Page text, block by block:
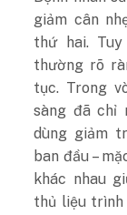
giảm cân
thứ hai.
thường rõ
tục. Trong
sàng đã chỉ
dùng giảm
ban đầu –
khác nhau
thủ liệu trình